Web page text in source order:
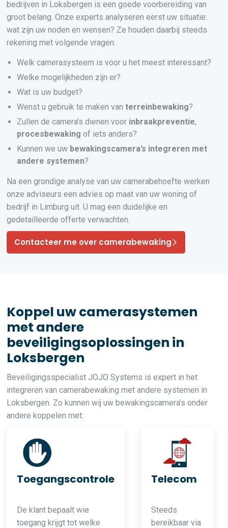
bedrijven in Loksbergen is een goede voorbereiding van
groot belang. Onze experts analyseren eerst uw situatie:
wat zijn uw noden en wensen? Ze houden daarbij steeds
rekening met volgende vragen:
Welk camerasysteem is voor u het meest interessant?
Welke mogelijkheden zijn er?
Wat is uw budget?
Wenst u gebruik te maken vanterreinbewaking?
Zullen de camera’s dienen voor inbraakpreventie,
procesbewaking of iets anders?
Kunnen we uw bewakingscamera’s integreren met
andere systemen?
Na een grondige analyse van uw camerabehoefte werken
onze adviseurs een advies op maat van uw woning of
bedrijf in Limburg uit. U mag een duidelijke en
gedetailleerde offerte verwachten.
Contacteer me over camerabewaking
Koppel uw camerasystemen
met andere
beveiligingsoplossingen in
Loksbergen
Beveiligingsspecialist JOJO Systems is expert in het
integreren van camerabewaking met andere systemen in
Loksbergen. Zo kunnen wij uw bewakingscamera’s onder
andere koppelen met:
Toegangscontrole
De klant bepaalt wie
toegang krijgt tot welke
Telecom
Steeds
bereikbaar via